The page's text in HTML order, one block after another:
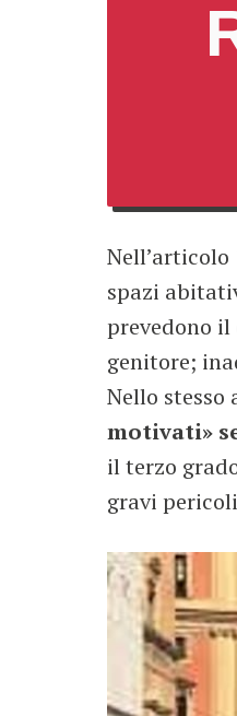
spazi
prevedono
genitore;
Nello
motivati»
il terzo
gravi